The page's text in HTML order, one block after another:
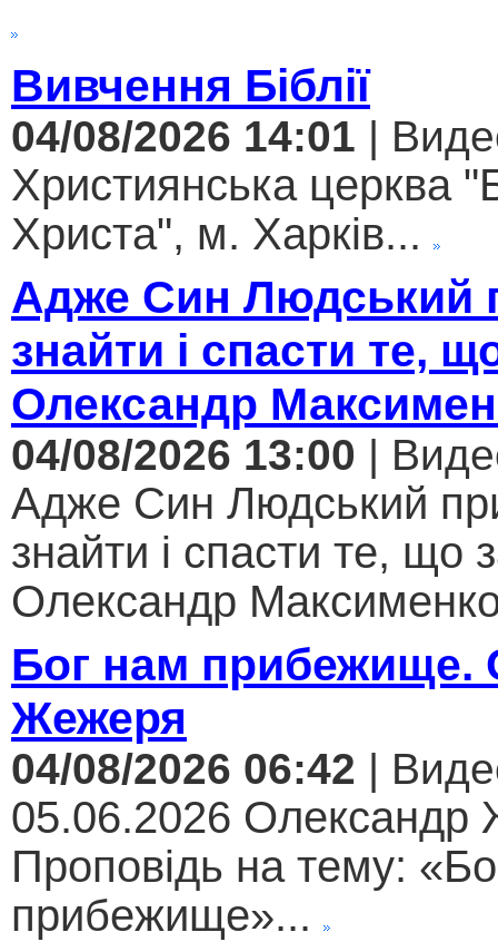
Вивчення Біблії
04/08/2026 14:01 |
Християнська церква
Христа", м. Харків...
Адже Син Людський
знайти і спасти те,
Олександр
04/08/2026 13:00 |
Адже Син Людський
знайти і спасти те, що
Олександр
Бог нам прибежище.
Жежеря
04/08/2026 06:42 |
05.06.2026 Олександр
Проповідь на тему:
прибежище»...